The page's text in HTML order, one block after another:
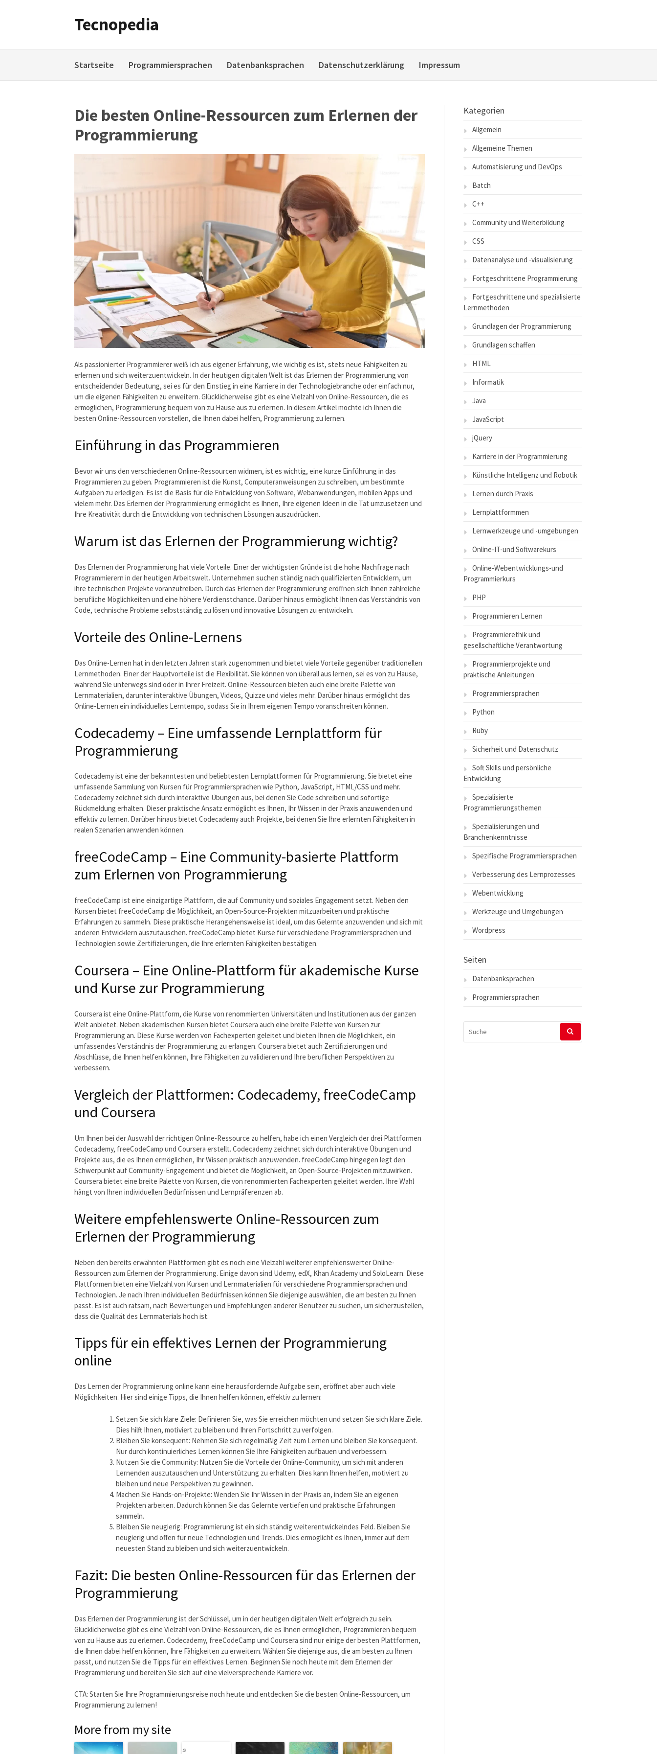
Tecnopedia
Startseite Programmiersprachen Datenbanksprachen Datenschutzerklärung Impressum
Die besten Online-Ressourcen zum Erlernen der
Programmierung
Als passionierter Programmierer weiß ich aus eigener Erfahrung, wie wichtig es ist, stets neue Fähigkeiten zu
erlernen und sich weiterzuentwickeln. In der heutigen digitalen Welt ist das Erlernen der Programmierung von
entscheidender Bedeutung, sei es für den Einstieg in eine Karriere in der Technologiebranche oder einfach nur,
um die eigenen Fähigkeiten zu erweitern. Glücklicherweise gibt es eine Vielzahl von Online-Ressourcen, die es
ermöglichen, Programmierung bequem von zu Hause aus zu erlernen. In diesem Artikel möchte ich Ihnen die
besten Online-Ressourcen vorstellen, die Ihnen dabei helfen, Programmierung zu lernen.
Einführung in das Programmieren
Bevor wir uns den verschiedenen Online-Ressourcen widmen, ist es wichtig, eine kurze Einführung in das
Programmieren zu geben. Programmieren ist die Kunst, Computeranweisungen zu schreiben, um bestimmte
Aufgaben zu erledigen. Es ist die Basis für die Entwicklung von Software, Webanwendungen, mobilen Apps und
vielem mehr. Das Erlernen der Programmierung ermöglicht es Ihnen, Ihre eigenen Ideen in die Tat umzusetzen und
Ihre Kreativität durch die Entwicklung von technischen Lösungen auszudrücken.
Warum ist das Erlernen der Programmierung wichtig?
Das Erlernen der Programmierung hat viele Vorteile. Einer der wichtigsten Gründe ist die hohe Nachfrage nach
Programmierern in der heutigen Arbeitswelt. Unternehmen suchen ständig nach qualifizierten Entwicklern, um
ihre technischen Projekte voranzutreiben. Durch das Erlernen der Programmierung eröffnen sich Ihnen zahlreiche
berufliche Möglichkeiten und eine höhere Verdienstchance. Darüber hinaus ermöglicht Ihnen das Verständnis von
Code, technische Probleme selbstständig zu lösen und innovative Lösungen zu entwickeln.
Vorteile des Online-Lernens
Das Online-Lernen hat in den letzten Jahren stark zugenommen und bietet viele Vorteile gegenüber traditionellen
Lernmethoden. Einer der Hauptvorteile ist die Flexibilität. Sie können von überall aus lernen, sei es von zu Hause,
während Sie unterwegs sind oder in Ihrer Freizeit. Online-Ressourcen bieten auch eine breite Palette von
Lernmaterialien, darunter interaktive Übungen, Videos, Quizze und vieles mehr. Darüber hinaus ermöglicht das
Online-Lernen ein individuelles Lerntempo, sodass Sie in Ihrem eigenen Tempo voranschreiten können.
Codecademy – Eine umfassende Lernplattform für
Programmierung
Codecademy ist eine der bekanntesten und beliebtesten Lernplattformen für Programmierung. Sie bietet eine
umfassende Sammlung von Kursen für Programmiersprachen wie Python, JavaScript, HTML/CSS und mehr.
Codecademy zeichnet sich durch interaktive Übungen aus, bei denen Sie Code schreiben und sofortige
Rückmeldung erhalten. Dieser praktische Ansatz ermöglicht es Ihnen, Ihr Wissen in der Praxis anzuwenden und
effektiv zu lernen. Darüber hinaus bietet Codecademy auch Projekte, bei denen Sie Ihre erlernten Fähigkeiten in
realen Szenarien anwenden können.
freeCodeCamp – Eine Community-basierte Plattform
zum Erlernen von Programmierung
freeCodeCamp ist eine einzigartige Plattform, die auf Community und soziales Engagement setzt. Neben den
Kursen bietet freeCodeCamp die Möglichkeit, an Open-Source-Projekten mitzuarbeiten und praktische
Erfahrungen zu sammeln. Diese praktische Herangehensweise ist ideal, um das Gelernte anzuwenden und sich mit
anderen Entwicklern auszutauschen. freeCodeCamp bietet Kurse für verschiedene Programmiersprachen und
Technologien sowie Zertifizierungen, die Ihre erlernten Fähigkeiten bestätigen.
Coursera – Eine Online-Plattform für akademische Kurse
und Kurse zur Programmierung
Coursera ist eine Online-Plattform, die Kurse von renommierten Universitäten und Institutionen aus der ganzen
Welt anbietet. Neben akademischen Kursen bietet Coursera auch eine breite Palette von Kursen zur
Programmierung an. Diese Kurse werden von Fachexperten geleitet und bieten Ihnen die Möglichkeit, ein
umfassendes Verständnis der Programmierung zu erlangen. Coursera bietet auch Zertifizierungen und
Abschlüsse, die Ihnen helfen können, Ihre Fähigkeiten zu validieren und Ihre beruflichen Perspektiven zu
verbessern.
Vergleich der Plattformen: Codecademy, freeCodeCamp
und Coursera
Um Ihnen bei der Auswahl der richtigen Online-Ressource zu helfen, habe ich einen Vergleich der drei Plattformen
Codecademy, freeCodeCamp und Coursera erstellt. Codecademy zeichnet sich durch interaktive Übungen und
Projekte aus, die es Ihnen ermöglichen, Ihr Wissen praktisch anzuwenden. freeCodeCamp hingegen legt den
Schwerpunkt auf Community-Engagement und bietet die Möglichkeit, an Open-Source-Projekten mitzuwirken.
Coursera bietet eine breite Palette von Kursen, die von renommierten Fachexperten geleitet werden. Ihre Wahl
hängt von Ihren individuellen Bedürfnissen und Lernpräferenzen ab.
Weitere empfehlenswerte Online-Ressourcen zum
Erlernen der Programmierung
Neben den bereits erwähnten Plattformen gibt es noch eine Vielzahl weiterer empfehlenswerter Online-
Ressourcen zum Erlernen der Programmierung. Einige davon sind Udemy, edX, Khan Academy und SoloLearn. Diese
Plattformen bieten eine Vielzahl von Kursen und Lernmaterialien für verschiedene Programmiersprachen und
Technologien. Je nach Ihren individuellen Bedürfnissen können Sie diejenige auswählen, die am besten zu Ihnen
passt. Es ist auch ratsam, nach Bewertungen und Empfehlungen anderer Benutzer zu suchen, um sicherzustellen,
dass die Qualität des Lernmaterials hoch ist.
Tipps für ein effektives Lernen der Programmierung
online
Das Lernen der Programmierung online kann eine herausfordernde Aufgabe sein, eröffnet aber auch viele
Möglichkeiten. Hier sind einige Tipps, die Ihnen helfen können, effektiv zu lernen:
Setzen Sie sich klare Ziele: Definieren Sie, was Sie erreichen möchten und setzen Sie sich klare Ziele.
Dies hilft Ihnen, motiviert zu bleiben und Ihren Fortschritt zu verfolgen.
Bleiben Sie konsequent: Nehmen Sie sich regelmäßig Zeit zum Lernen und bleiben Sie konsequent.
Nur durch kontinuierliches Lernen können Sie Ihre Fähigkeiten aufbauen und verbessern.
Nutzen Sie die Community: Nutzen Sie die Vorteile der Online-Community, um sich mit anderen
Lernenden auszutauschen und Unterstützung zu erhalten. Dies kann Ihnen helfen, motiviert zu
bleiben und neue Perspektiven zu gewinnen.
Machen Sie Hands-on-Projekte: Wenden Sie Ihr Wissen in der Praxis an, indem Sie an eigenen
Projekten arbeiten. Dadurch können Sie das Gelernte vertiefen und praktische Erfahrungen
sammeln.
Bleiben Sie neugierig: Programmierung ist ein sich ständig weiterentwickelndes Feld. Bleiben Sie
neugierig und offen für neue Technologien und Trends. Dies ermöglicht es Ihnen, immer auf dem
neuesten Stand zu bleiben und sich weiterzuentwickeln.
Fazit: Die besten Online-Ressourcen für das Erlernen der
Programmierung
Das Erlernen der Programmierung ist der Schlüssel, um in der heutigen digitalen Welt erfolgreich zu sein.
Glücklicherweise gibt es eine Vielzahl von Online-Ressourcen, die es Ihnen ermöglichen, Programmieren bequem
von zu Hause aus zu erlernen. Codecademy, freeCodeCamp und Coursera sind nur einige der besten Plattformen,
die Ihnen dabei helfen können, Ihre Fähigkeiten zu erweitern. Wählen Sie diejenige aus, die am besten zu Ihnen
passt, und nutzen Sie die Tipps für ein effektives Lernen. Beginnen Sie noch heute mit dem Erlernen der
Programmierung und bereiten Sie sich auf eine vielversprechende Karriere vor.
CTA: Starten Sie Ihre Programmierungsreise noch heute und entdecken Sie die besten Online-Ressourcen, um
Programmierung zu lernen!
More from my site
Kategorien
Allgemein
Allgemeine Themen
Automatisierung und DevOps
Batch
C++
Community und Weiterbildung
CSS
Datenanalyse und -visualisierung
Fortgeschrittene Programmierung
Fortgeschrittene und spezialisierte
Lernmethoden
Grundlagen der Programmierung
Grundlagen schaffen
HTML
Informatik
Java
JavaScript
jQuery
Karriere in der Programmierung
Künstliche Intelligenz und Robotik
Lernen durch Praxis
Lernplattformmen
Lernwerkzeuge und -umgebungen
Online-IT-und Softwarekurs
Online-Webentwicklungs-und
Programmierkurs
PHP
Programmieren Lernen
Programmierethik und
gesellschaftliche Verantwortung
Programmierprojekte und
praktische Anleitungen
Programmiersprachen
Python
Ruby
Sicherheit und Datenschutz
Soft Skills und persönliche
Entwicklung
Spezialisierte
Programmierungsthemen
Spezialisierungen und
Branchenkenntnisse
Spezifische Programmiersprachen
Verbesserung des Lernprozesses
Webentwicklung
Werkzeuge und Umgebungen
Wordpress
Seiten
Datenbanksprachen
Programmiersprachen
NACH: